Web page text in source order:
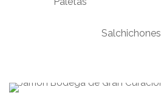
Salchichones